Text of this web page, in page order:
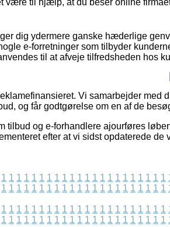
dig ydermere ganske hæderlige
e-forretninger som tilbyder
til at afveje tilfredsheden hos
Vi samarbejder med
og får godtgørelse om en af de
tilbud og e-forhandlere ajourføres
efter at vi sidst opdaterede de
1 1 1 1 1 1 1 1 1 1 1 1 1 1 1 1 1 1 1 1 1 1
1 1 1 1 1 1 1 1 1 1 1 1 1 1 1 1 1 1 1 1 1 1
1 1 1 1 1 1 1 1 1 1 1 1 1 1 1 1 1 1 1 1 1 1
1 1 1 1 1 1 1 1 1 1 1 1 1 1 1 1 1 1 1 1 1 1